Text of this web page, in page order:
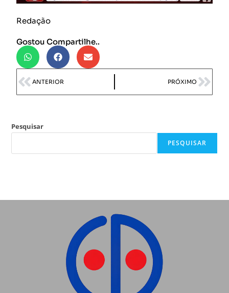
Redação
Gostou Compartilhe..
ANTERIOR PRÓXIMO
Pesquisar
PESQUISAR